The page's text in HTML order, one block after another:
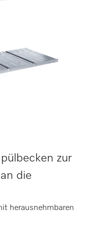
zur
die
herausnehmbaren